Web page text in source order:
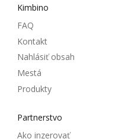
Kimbino
FAQ
Kontakt
Nahlásiť obsah
Mestá
Produkty
Partnerstvo
Ako inzerovať